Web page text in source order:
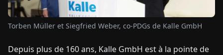
Torben Müller et Siegfried Weber, co-PDGs de Kalle GmbH
Depuis plus de 160 ans, Kalle GmbH est à la pointe de